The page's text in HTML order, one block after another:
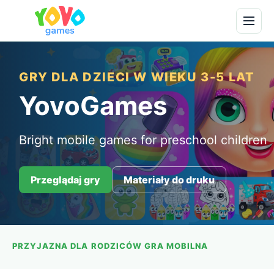
GRY DLA DZIECI W WIEKU 3-5 LAT
YovoGames
Bright mobile games for preschool children
Przeglądaj gry Materiały do druku
PRZYJAZNA DLA RODZICÓW GRA MOBILNA